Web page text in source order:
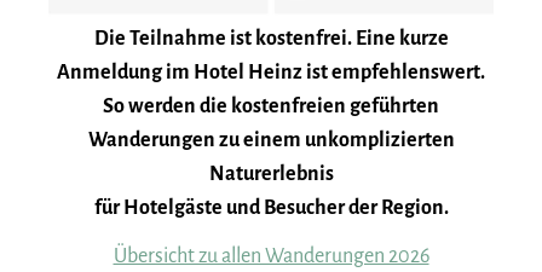
Die Teilnahme ist kostenfrei. Eine kurze
Anmeldung im Hotel Heinz ist empfehlenswert.
So werden die kostenfreien geführten
Wanderungen zu einem unkomplizierten
Naturerlebnis
für Hotelgäste und Besucher der Region.
Übersicht zu allen Wanderungen 2026